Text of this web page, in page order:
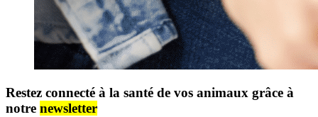
Restez connecté à la santé de vos animaux grâce à
notre newsletter